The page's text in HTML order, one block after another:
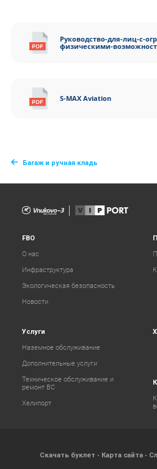
Руководство-для-лиц-с-
физическими-
S-MAX Aviation
Багаж и ручная кладь
FBO
О нас
Инфраструктура
Экологическая безопасность
Новости
Услуги
Наземное обслуживание
Дополнительные услуги
Техническое обслуживание и
ремонт ВС
Хелипорт
Скачать буклет Карта сайта